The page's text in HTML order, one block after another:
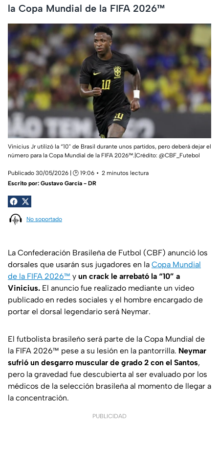
la Copa Mundial de la FIFA 2026™
Vinicius Jr utilizó la “10" de Brasil durante unos partidos, pero deberá dejar el
número para la Copa Mundial de la FIFA 2026™.|Crédito: @CBF_Futebol
Publicado 30/05/2026 | 🕑 19:06
2 minutos lectura
Escrito por: Gustavo García - DR
No soportado
La Confederación Brasileña de Futbol (CBF) anunció los
dorsales que usarán sus jugadores en la Copa Mundial
de la FIFA 2026™ y un crack le arrebató la “10” a
Vinicius. El anuncio fue realizado mediante un video
publicado en redes sociales y el hombre encargado de
portar el dorsal legendario será Neymar.
El futbolista brasileño será parte de la Copa Mundial de
la FIFA 2026™ pese a su lesión en la pantorrilla. Neymar
sufrió un desgarro muscular de grado 2 con el Santos,
pero la gravedad fue descubierta al ser evaluado por los
médicos de la selección brasileña al momento de llegar a
la concentración.
PUBLICIDAD